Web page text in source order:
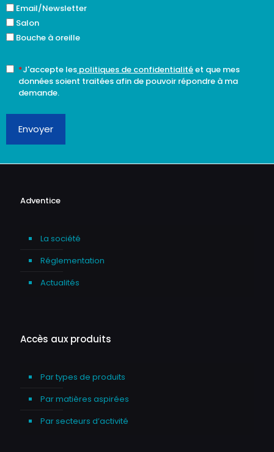
Email/Newsletter
Salon
Bouche à oreille
*J'accepte les politiques de confidentialitéet que mes
données soient traitées afin de pouvoir répondre à ma
demande.
Envoyer
Adventice
La société
Réglementation
Actualités
Accès aux produits
Par types de produits
Par matières aspirées
Par secteurs d’activité